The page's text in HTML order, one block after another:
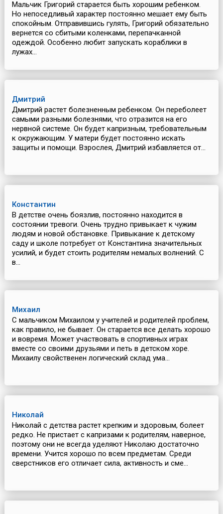
Мальчик Григорий старается быть хорошим ребенком.
Но непоседливый характер постоянно мешает ему быть
спокойным. Отправившись гулять, Григорий обязательно
вернется со сбитыми коленками, перепачканной
одеждой. Особенно любит запускать кораблики в
лужах...
Дмитрий
Дмитрий растет болезненным ребенком. Он переболеет
самыми разными болезнями, что отразится на его
нервной системе. Он будет капризным, требовательным
к окружающим. У матери будет постоянно искать
защиты и помощи. Взрослея, Дмитрий избавляется от...
Константин
В детстве очень боязлив, постоянно находится в
состоянии тревоги. Очень трудно привыкает к чужим
людям и новой обстановке. Привыкание к детскому
саду и школе потребует от Константина значительных
усилий, и будет стоить родителям немалых волнений. С
в...
Михаил
С мальчиком Михаилом у учителей и родителей проблем,
как правило, не бывает. Он старается все делать хорошо
и вовремя. Может участвовать в спортивных играх
вместе со своими друзьями и петь в детском хоре.
Михаилу свойственен логический склад ума...
Николай
Николай с детства растет крепким и здоровым, болеет
редко. Не пристает с капризами к родителям, наверное,
поэтому они не всегда уделяют Николаю достаточно
времени. Учится хорошо по всем предметам. Среди
сверстников его отличает сила, активность и сме...